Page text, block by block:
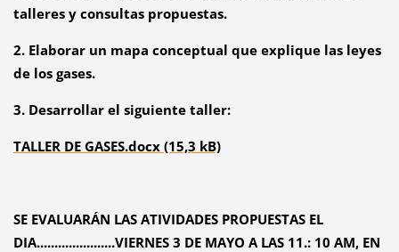
talleres y consultas propuestas.
2. Elaborar un mapa conceptual que explique las leyes
de los gases.
3. Desarrollar el siguiente taller:
TALLER DE GASES.docx (15,3 kB)
SE EVALUARÁN LAS ATIVIDADES PROPUESTAS EL
DIA......................VIERNES 3 DE MAYO A LAS 11.: 10 AM, EN